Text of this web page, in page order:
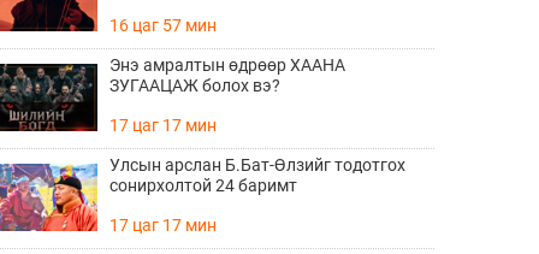
16 цаг 57 мин
Энэ амралтын өдрөөр ХААНА
ЗУГААЦАЖ болох вэ?
17 цаг 17 мин
Улсын арслан Б.Бат-Өлзийг тодотгох
сонирхолтой 24 баримт
17 цаг 17 мин